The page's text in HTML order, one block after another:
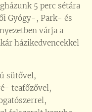
5 perc sétára
Gyógy-, Park- és
várja a
házikedvencekkel
sütővel,
teafőzővel,